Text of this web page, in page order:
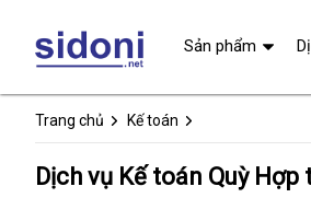
Trang chủ Kế toán
Dịch vụ Kế toán Quỳ
Sản phẩm